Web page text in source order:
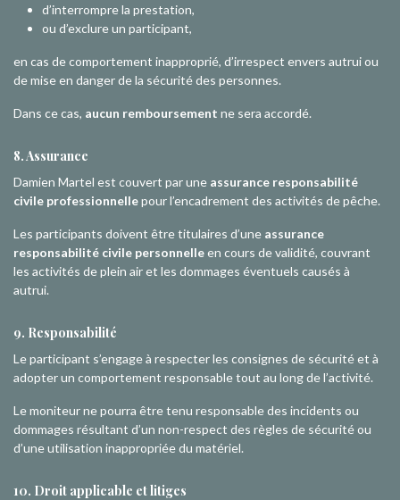
d’interrompre la prestation,
ou d’exclure un participant,
en cas de comportement inapproprié, d’irrespect envers autrui ou
de mise en danger de la sécurité des personnes.
Dans ce cas, aucun remboursement ne sera accordé.
8. Assurance
Damien Martel est couvert par une assurance responsabilité
civile professionnellepour l’encadrement des activités de pêche.
Les participants doivent être titulaires d’une assurance
responsabilité civile personnelleen cours de validité, couvrant
les activités de plein air et les dommages éventuels causés à
autrui.
9. Responsabilité
Le participant s’engage à respecter les consignes de sécurité et à
adopter un comportement responsable tout au long de l’activité.
Le moniteur ne pourra être tenu responsable des incidents ou
dommages résultant d’un non-respect des règles de sécurité ou
d’une utilisation inappropriée du matériel.
10. Droit applicable et litiges